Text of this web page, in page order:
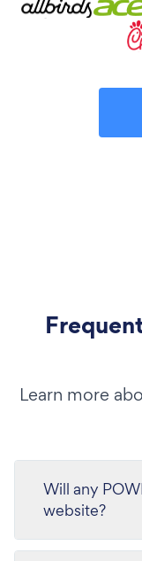
Learn more
Will any
website?